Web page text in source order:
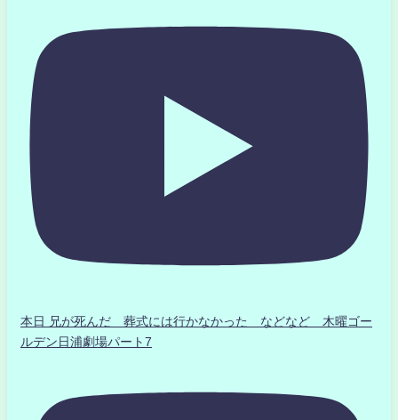
本日 兄が死んだ 葬式には行かなかった などなど 木曜ゴー
ルデン日浦劇場パート7